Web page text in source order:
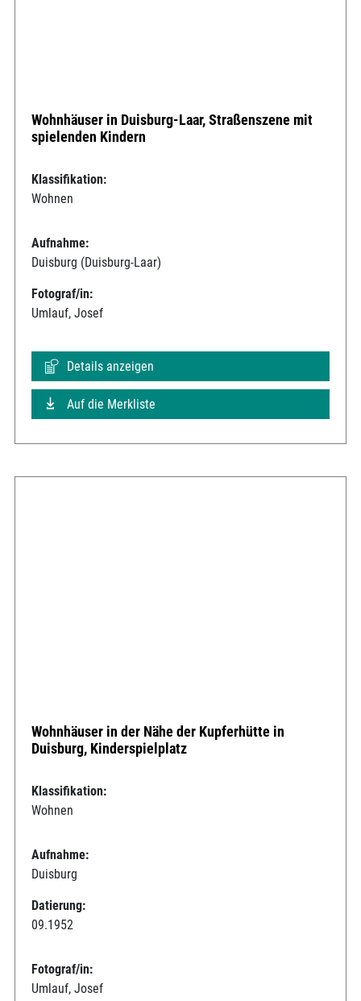
Wohnhäuser in Duisburg-Laar, Straßenszene mit
spielenden Kindern
Klassifikation:
Wohnen
Aufnahme:
Duisburg (Duisburg-Laar)
Fotograf/in:
Umlauf, Josef
Details anzeigen
Auf die Merkliste
Wohnhäuser in der Nähe der Kupferhütte in
Duisburg, Kinderspielplatz
Klassifikation:
Wohnen
Aufnahme:
Duisburg
Datierung:
09.1952
Fotograf/in:
Umlauf, Josef